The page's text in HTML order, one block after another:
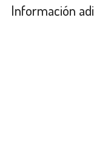
Información